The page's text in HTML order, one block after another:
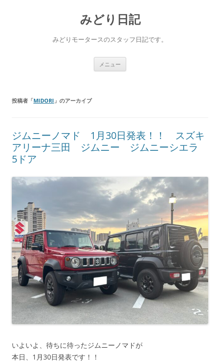
みどり日記
みどりモータースのスタッフ日記です。
メニュー
投稿者「MIDORI 」のアーカイブ
ジムニーノマド 1月30日発表！！ スズキ
アリーナ三田 ジムニー ジムニーシエラ
5ドア
いよいよ、待ちに待ったジムニーノマドが
本日、1月30日発表です！！